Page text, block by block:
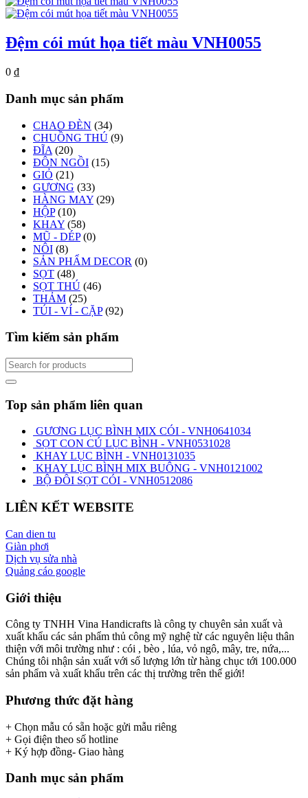
Đệm cói mút họa tiết màu VNH0055
0 ₫
Danh mục sản phẩm
CHAO ĐÈN (34)
CHUỒNG THÚ (9)
ĐĨA (20)
ĐÔN NGỒI (15)
GIỎ (21)
GƯƠNG (33)
HÀNG MAY (29)
HỘP (10)
KHAY (58)
MŨ - DÉP (0)
NÔI (8)
SẢN PHẨM DECOR (0)
SỌT (48)
SỌT THÚ (46)
THẢM (25)
TÚI - VÍ - CẶP (92)
Tìm kiếm sản phẩm
Top sản phẩm liên quan
GƯƠNG LỤC BÌNH MIX CÓI - VNH0641034
SỌT CON CÚ LỤC BÌNH - VNH0531028
KHAY LỤC BÌNH - VNH0131035
KHAY LỤC BÌNH MIX BUÔNG - VNH0121002
BỘ ĐÔI SỌT CÓI - VNH0512086
LIÊN KẾT WEBSITE
Can dien tu
Giàn phơi
Dịch vụ sửa nhà
Quảng cáo google
Giới thiệu
Công ty TNHH Vina Handicrafts là công ty chuyên sản xuất và
xuất khẩu các sản phẩm thủ công mỹ nghệ từ các nguyên liệu thân
thiện với môi trường như : cói , bèo , lúa, vỏ ngô, mây, tre, nứa,...
Chúng tôi nhận sản xuất với số lượng lớn từ hàng chục tới 100.000
sản phẩm và xuất khẩu trên các thị trường trên thế giới!
Phương thức đặt hàng
+ Chọn mẫu có sẵn hoặc gửi mẫu riêng
+ Gọi điện theo số hotline
+ Ký hợp đồng- Giao hàng
Danh mục sản phẩm